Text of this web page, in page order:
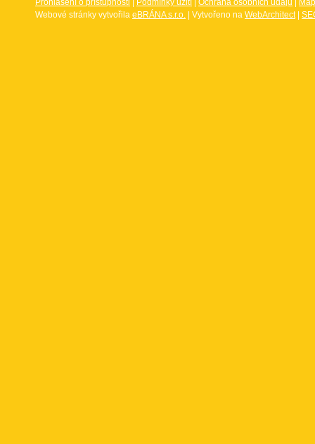
Prohlášení o přístupnosti
Podmínky užití Ochrana osobních údajů
Webové stránky vytvořila eBRÁNA s.r.o. | Vytvořeno na WebArchitect|